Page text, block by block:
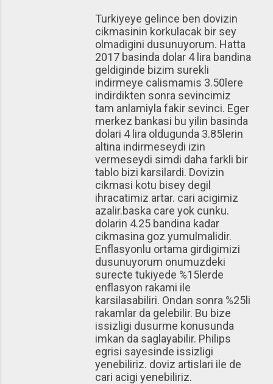
Turkiyeye gelince ben dovizin
cikmasinin korkulacak bir sey
olmadigini dusunuyorum. Hatta
2017 basinda dolar 4 lira bandina
geldiginde bizim surekli
indirmeye calismamis 3.50lere
indirdikten sonra sevincimiz
tam anlamiyla fakir sevinci. Eger
merkez bankasi bu yilin basinda
dolari 4 lira oldugunda 3.85lerin
altina indirmeseydi izin
vermeseydi simdi daha farkli bir
tablo bizi karsilardi. Dovizin
cikmasi kotu bisey degil
ihracatimiz artar. cari acigimiz
azalir.baska care yok cunku.
dolarin 4.25 bandina kadar
cikmasina goz yumulmalidir.
Enflasyonlu ortama girdigimizi
dusunuyorum onumuzdeki
surecte tukiyede %15lerde
enflasyon rakami ile
karsilasabiliri. Ondan sonra %25li
rakamlar da gelebilir. Bu bize
issizligi dusurme konusunda
imkan da saglayabilir. Philips
egrisi sayesinde issizligi
yenebiliriz. doviz artislari ile de
cari acigi yenebiliriz.